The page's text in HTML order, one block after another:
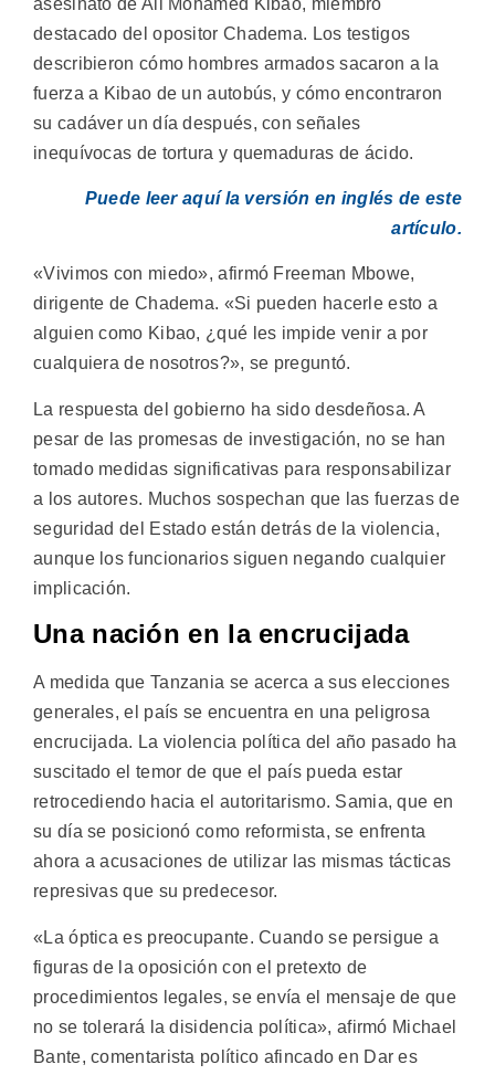
destacado del opositor Chadema. Los testigos
describieron cómo hombres armados sacaron a la
fuerza a Kibao de un autobús, y cómo encontraron
su cadáver un día después, con señales
inequívocas de tortura y quemaduras de ácido.
Puede leer aquí la versión en inglés de este
artículo.
«Vivimos con miedo», afirmó Freeman Mbowe,
dirigente de Chadema. «Si pueden hacerle esto a
alguien como Kibao, ¿qué les impide venir a por
cualquiera de nosotros?», se preguntó.
La respuesta del gobierno ha sido desdeñosa. A
pesar de las promesas de investigación, no se han
tomado medidas significativas para responsabilizar
a los autores. Muchos sospechan que las fuerzas de
seguridad del Estado están detrás de la violencia,
aunque los funcionarios siguen negando cualquier
implicación.
Una nación en la encrucijada
A medida que Tanzania se acerca a sus elecciones
generales, el país se encuentra en una peligrosa
encrucijada. La violencia política del año pasado ha
suscitado el temor de que el país pueda estar
retrocediendo hacia el autoritarismo. Samia, que en
su día se posicionó como reformista, se enfrenta
ahora a acusaciones de utilizar las mismas tácticas
represivas que su predecesor.
«La óptica es preocupante. Cuando se persigue a
figuras de la oposición con el pretexto de
procedimientos legales, se envía el mensaje de que
no se tolerará la disidencia política», afirmó Michael
Bante, comentarista político afincado en Dar es